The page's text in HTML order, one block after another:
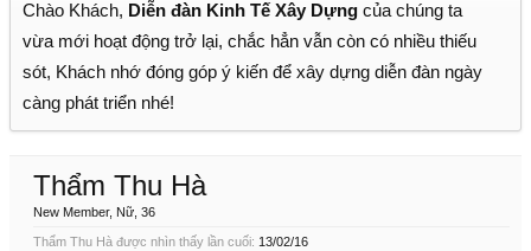
Chào Khách, Diễn đàn Kinh Tế Xây Dựng của chúng ta
vừa mới hoạt động trở lại, chắc hẳn vẫn còn có nhiều thiếu
sót, Khách nhớ đóng góp ý kiến để xây dựng diễn đàn ngày
càng phát triển nhé!
Thẩm Thu Hà
New Member, Nữ, 36
Thẩm Thu Hà được nhìn thấy lần cuối: 13/02/16